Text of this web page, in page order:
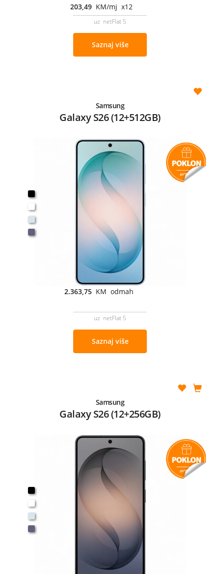
203,49 KM/mj x12
uz netFlat 5
Saznaj više
Samsung
Galaxy S26 (12+512GB)
2.363,75 KM odmah
uz netFlat 5
Saznaj više
Samsung
Galaxy S26 (12+256GB)